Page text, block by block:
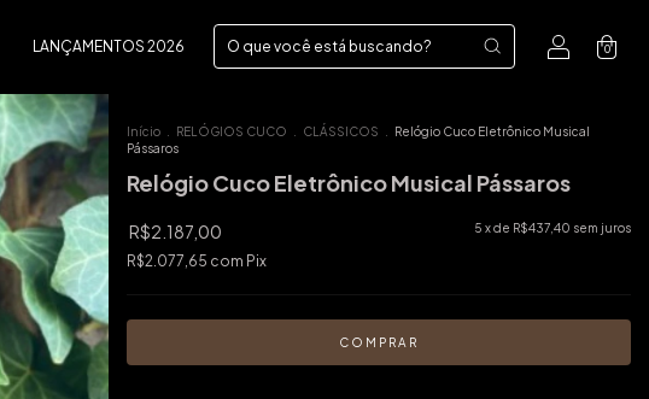
LANÇAMENTOS 2026 0
Início RELÓGIOS CUCO CLÁSSICOS
Relógio Cuco Eletrônico Musical
Pássaros
Relógio Cuco Eletrônico Musical Pássaros
R$2.187,00 5 x de R$437,40 sem juros
R$2.077,65 com Pix